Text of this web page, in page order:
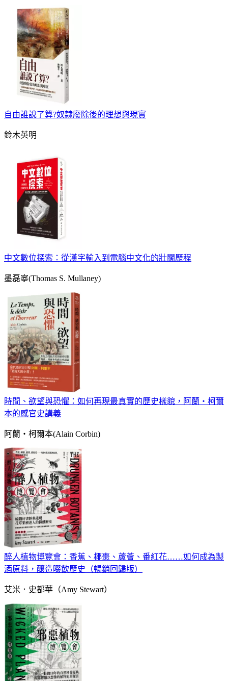
自由誰說了算?奴隸廢除後的理想與現實
鈴木英明
中文數位探索：從漢字輸入到電腦中文化的壯闊歷程
墨磊寧(Thomas S. Mullaney)
時間、欲望與恐懼：如何再現最真實的歷史樣貌，阿蘭‧柯爾
本的感官史講義
阿蘭‧柯爾本(Alain Corbin)
醉人植物博覽會：香蕉、椰棗、蘆薈、番紅花……如何成為製
酒原料，釀造啜飲歷史（暢銷回歸版）
艾米．史都華（Amy Stewart）